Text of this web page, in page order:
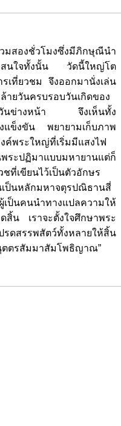
สองชั่วโมงซึ่งมีภิกษุณีนำ
าสนใจทั้งนั้น วัดนี้ใหญ่โต
เที่ยวชม จึงออกมานั่งเล่น
ายวันครบรอบวันเกิดของ
งวันข่างหน้า จึงเห็นทั้ง
แข็งขัน พยายามเก็บภาพ
ค์พระใหญ่ที่เริ่มมีแสงไฟ
ะปฏิมาแบบมหายานแต่ก็
ที่เขียนไว้เป็นตัวอักษร
ป็นหลักมหาจตุรปณิธานสี่
ป็นคนนำทางแปลความให้
ดสิ้น เราจะตั้งใจศึกษาพระ
ดสรรพสัตว์ทั้งหลายให้สิ้น
ตตรสัมมาสัมโพธิญาณ”